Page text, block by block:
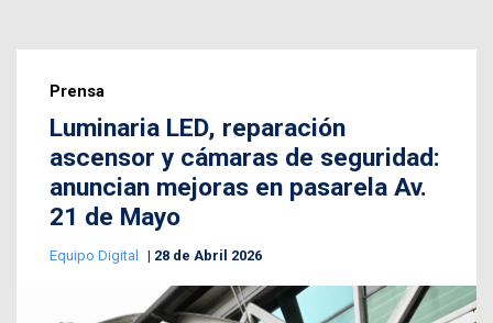
Prensa
Luminaria LED, reparación
ascensor y cámaras de seguridad:
anuncian mejoras en pasarela Av.
21 de Mayo
Equipo Digital 28 de Abril 2026